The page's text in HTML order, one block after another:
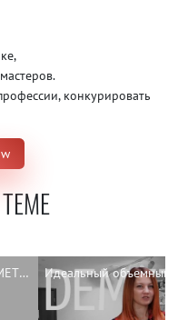
конкурировать
Классическая стрижка в технике DEMETRIUS